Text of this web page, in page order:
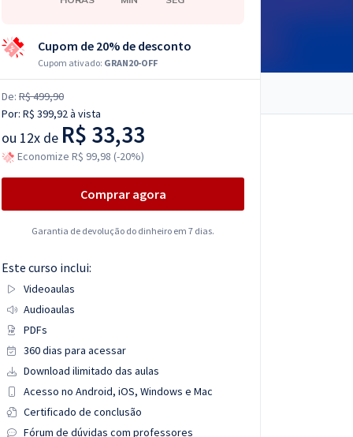
Cupom de 20% de desconto
Cupom ativado: GRAN20-OFF
De: R$ 499,90
Por: R$ 399,92à vista
ou 12x de R$ 33,33
Economize R$ 99,98 (-20%)
Comprar agora
Garantia de devolução do dinheiro em 7 dias.
Este curso inclui:
Videoaulas
Audioaulas
PDFs
360 dias para acessar
Download ilimitado das aulas
Acesso no Android, iOS, Windows e Mac
Certificado de conclusão
Fórum de dúvidas com professores